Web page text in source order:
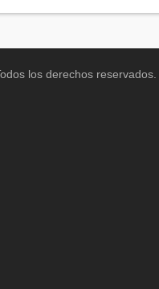
los derechos reservados.